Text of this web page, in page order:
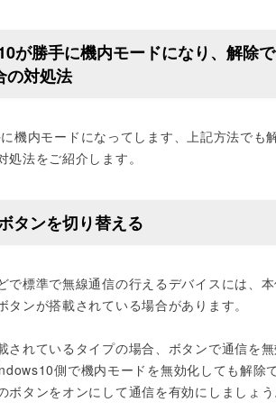
が勝手に機内モードになり、解除で
の対処法
機内モードになってします、上記方法でも
法をご紹介します。
タンを切り替える
で標準で無線通信の行えるデバイスには、
タンが搭載されている場合があります。
されているタイプの場合、ボタンで通信を
側で機内モードを無効化しても解除
ボタンをオンにして通信を有効にしましょ